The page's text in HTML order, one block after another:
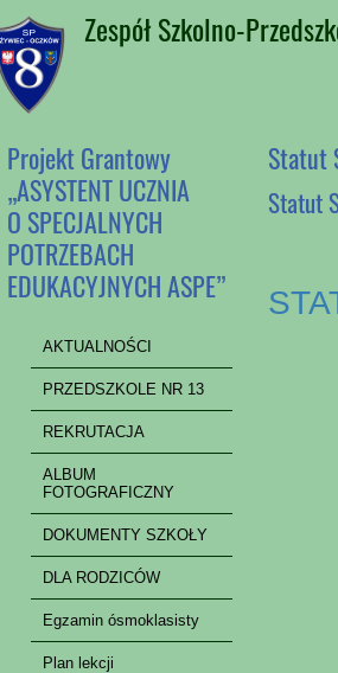
Zespół Szkolno-
Projekt Grantowy
„ASYSTENT UCZNIA
O SPECJALNYCH
POTRZEBACH
EDUKACYJNYCH ASPE”
AKTUALNOŚCI
PRZEDSZKOLE NR 13
REKRUTACJA
ALBUM
FOTOGRAFICZNY
DOKUMENTY SZKOŁY
DLA RODZICÓW
Egzamin ósmoklasisty
Plan lekcji
Statut
Statut